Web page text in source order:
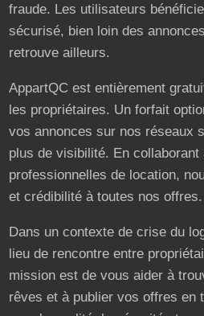
fraude. Les utilisateurs
sécurisé, bien loin des
retrouve ailleurs.
AppartQC est entièrement
les propriétaires. Un forfait
vos annonces sur nos réseaux
plus de visibilité. En collaborant
professionnelles de location,
et crédibilité à toutes nos offres.
Dans un contexte de crise du
lieu de rencontre entre
mission est de vous aider à
rêves et à publier vos offres en